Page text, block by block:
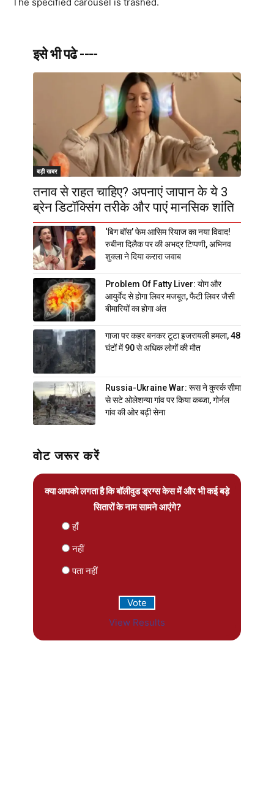
The specified carousel is trashed.
इसे भी पढे ----
बड़ी खबर
तनाव से राहत चाहिए? अपनाएं जापान के ये 3
ब्रेन डिटॉक्सिंग तरीके और पाएं मानसिक शांति
‘बिग बॉस’ फेम आसिम रियाज का नया विवाद!
रुबीना दिलैक पर की अभद्र टिप्पणी, अभिनव
शुक्ला ने दिया करारा जवाब
Problem Of Fatty Liver: योग और
आयुर्वेद से होगा लिवर मजबूत, फैटी लिवर जैसी
बीमारियों का होगा अंत
गाजा पर कहर बनकर टूटा इजरायली हमला, 48
घंटों में 90 से अधिक लोगों की मौत
Russia-Ukraine War: रूस ने कुर्स्क सीमा
से सटे ओलेशन्या गांव पर किया कब्जा, गोर्नल
गांव की ओर बढ़ी सेना
वोट जरूर करें
क्या आपको लगता है कि बॉलीवुड ड्रग्स केस में और भी कई बड़े
सितारों के नाम सामने आएंगे?
हाँ
नहीं
पता नहीं
View Results